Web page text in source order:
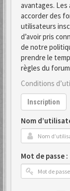
avantages.
accorder des
utilisateurs
d’avoir pris
de notre
prendre le
règles du
Conditions
Inscription
Nom
Mot de passe :